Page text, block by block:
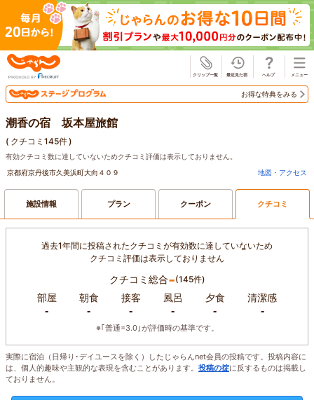
お得な特典をみる
潮香の宿 坂本屋旅館
( クチコミ145件)
有効クチコミ数に達していないためクチコミ評価は表示しておりません。
京都府京丹後市久美浜町大向４０９
地図・アクセス
施設情報 プラン クーポン クチコミ
過去1年間に投稿されたクチコミが有効数に達していないため
クチコミ評価は表示しておりません
クチコミ総合-(145件)
部屋
-
朝食
-
接客
-
風呂
-
夕食
-
清潔感
-
※｢普通=3.0｣が評価時の基準です。
実際に宿泊（日帰り･デイユースを除く）したじゃらんnet会員の投稿です。投稿内容に
は、個人的趣味や主観的な表現を含むことがあります。 投稿の掟に反するものは掲載し
ておりません。